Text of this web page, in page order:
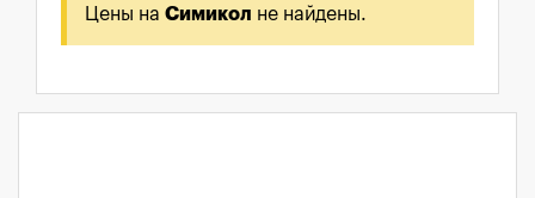
Цены на Симикол не найдены.